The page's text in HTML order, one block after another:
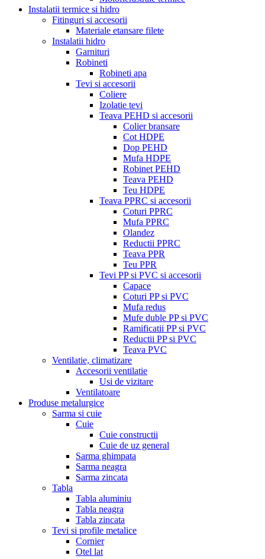
Instalatii termice si hidro
Fitinguri si accesorii
Materiale etansare filete
Instalatii hidro
Garnituri
Robineti
Robineti apa
Tevi si accesorii
Coliere
Izolatie tevi
Teava PEHD si accesorii
Colier bransare
Cot HDPE
Dop PEHD
Mufa HDPE
Robinet PEHD
Teava PEHD
Teu HDPE
Teava PPRC si accesorii
Coturi PPRC
Mufa PPRC
Olandez
Reductii PPRC
Teava PPR
Teu PPR
Tevi PP si PVC si accesorii
Capace
Coturi PP si PVC
Mufa redus
Mufe duble PP si PVC
Ramificatii PP si PVC
Reductii PP si PVC
Teava PVC
Ventilatie, climatizare
Accesorii ventilatie
Usi de vizitare
Ventilatoare
Produse metalurgice
Sarma si cuie
Cuie
Cuie constructii
Cuie de uz general
Sarma ghimpata
Sarma neagra
Sarma zincata
Tabla
Tabla aluminiu
Tabla neagra
Tabla zincata
Tevi si profile metalice
Cornier
Otel lat